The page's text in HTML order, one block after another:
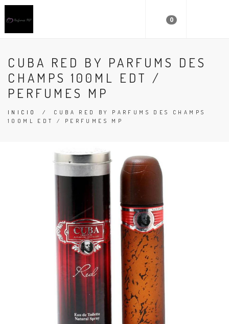
0
CUBA RED BY PARFUMS DES
CHAMPS 100ML EDT /
PERFUMES MP
INICIO / CUBA RED BY PARFUMS DES CHAMPS
100ML EDT / PERFUMES MP